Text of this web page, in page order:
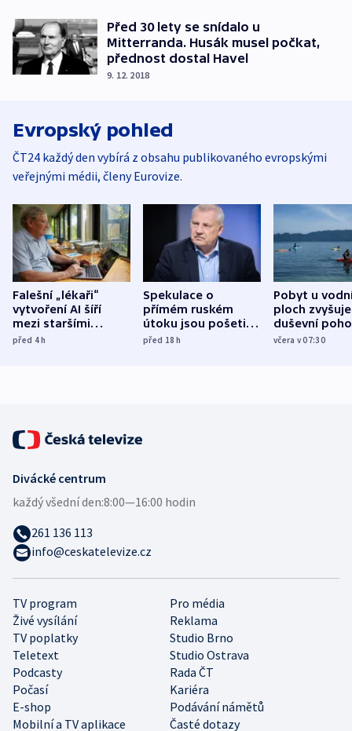
Před 30 lety se snídalo u
Mitterranda. Husák musel počkat,
přednost dostal Havel
9. 12. 2018
Evropský pohled
ČT24 každý den vybírá z obsahu publikovaného evropskými
veřejnými médii, členy Eurovize.
Falešní „lékaři“
vytvoření AI šíří
mezi staršími
Poláky nebezpečné
před 4h
Spekulace o
přímém ruském
útoku jsou pošetilé,
míní estonský
před 18h
Pobyt u
ploch zvyšuje
duševní
ukázala
včera v 07:30
TV program
Pro média
Živé vysílání
Reklama
TV poplatky
Studio Brno
Teletext
Studio Ostrava
Podcasty
Rada ČT
Počasí
Kariéra
E-shop
Podávání námětů
Mobilní a TV aplikace
Časté dotazy
Divácké centrum
každý všední den:8:00—16:00 hodin
261 136 113
info@ceskatelevize.cz